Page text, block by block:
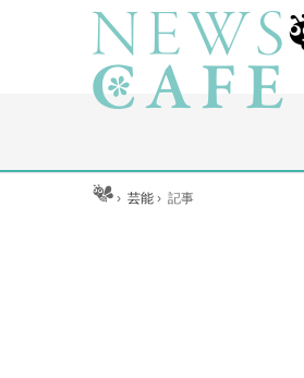
ホーム ›芸能 ›記事